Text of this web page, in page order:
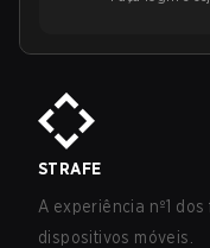
STRAFE
A experiência nº1
dispositivos móveis.